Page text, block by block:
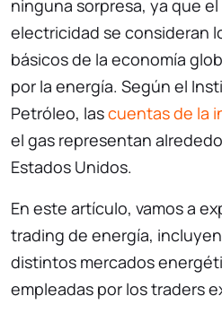
ninguna sorpresa, ya que
electricidad se consideran
básicos de la economía
por la energía. Según el
Petróleo, lascuentas de la
el gas representan
Estados Unidos.
En este artículo, vamos a
trading de energía,
distintos mercados
empleadas por los traders